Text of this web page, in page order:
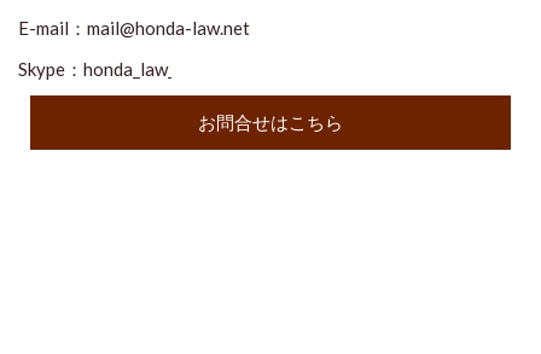
E-mail： mail@honda-law.net
Skype：honda_law
お問合せはこちら